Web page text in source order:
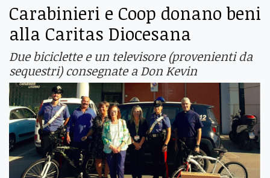
Carabinieri e Coop donano beni
alla Caritas Diocesana
Due biciclette e un televisore (provenienti da
sequestri) consegnate a Don Kevin